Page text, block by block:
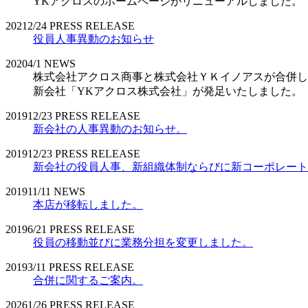
2021 2/24 PRESS RELEASE
役員人事異動のお知らせ
20204/1 NEWS
株式会社アクロス商事と株式会社ＹＫイノアスが合併し
新会社「YKアクロス株式会社」が発足いたしました。
201912/23 PRESS RELEASE
新会社の人事異動のお知らせ。
201912/23 PRESS RELEASE
新会社の役員人事、新組織体制ならびに新コーポレート
201911/11 NEWS
本店が移転しました。
20196/21 PRESS RELEASE
役員の移動並びに業務分担を変更しました。
20193/11 PRESS RELEASE
合併に関するご案内。
20261/26 PRESS RELEASE